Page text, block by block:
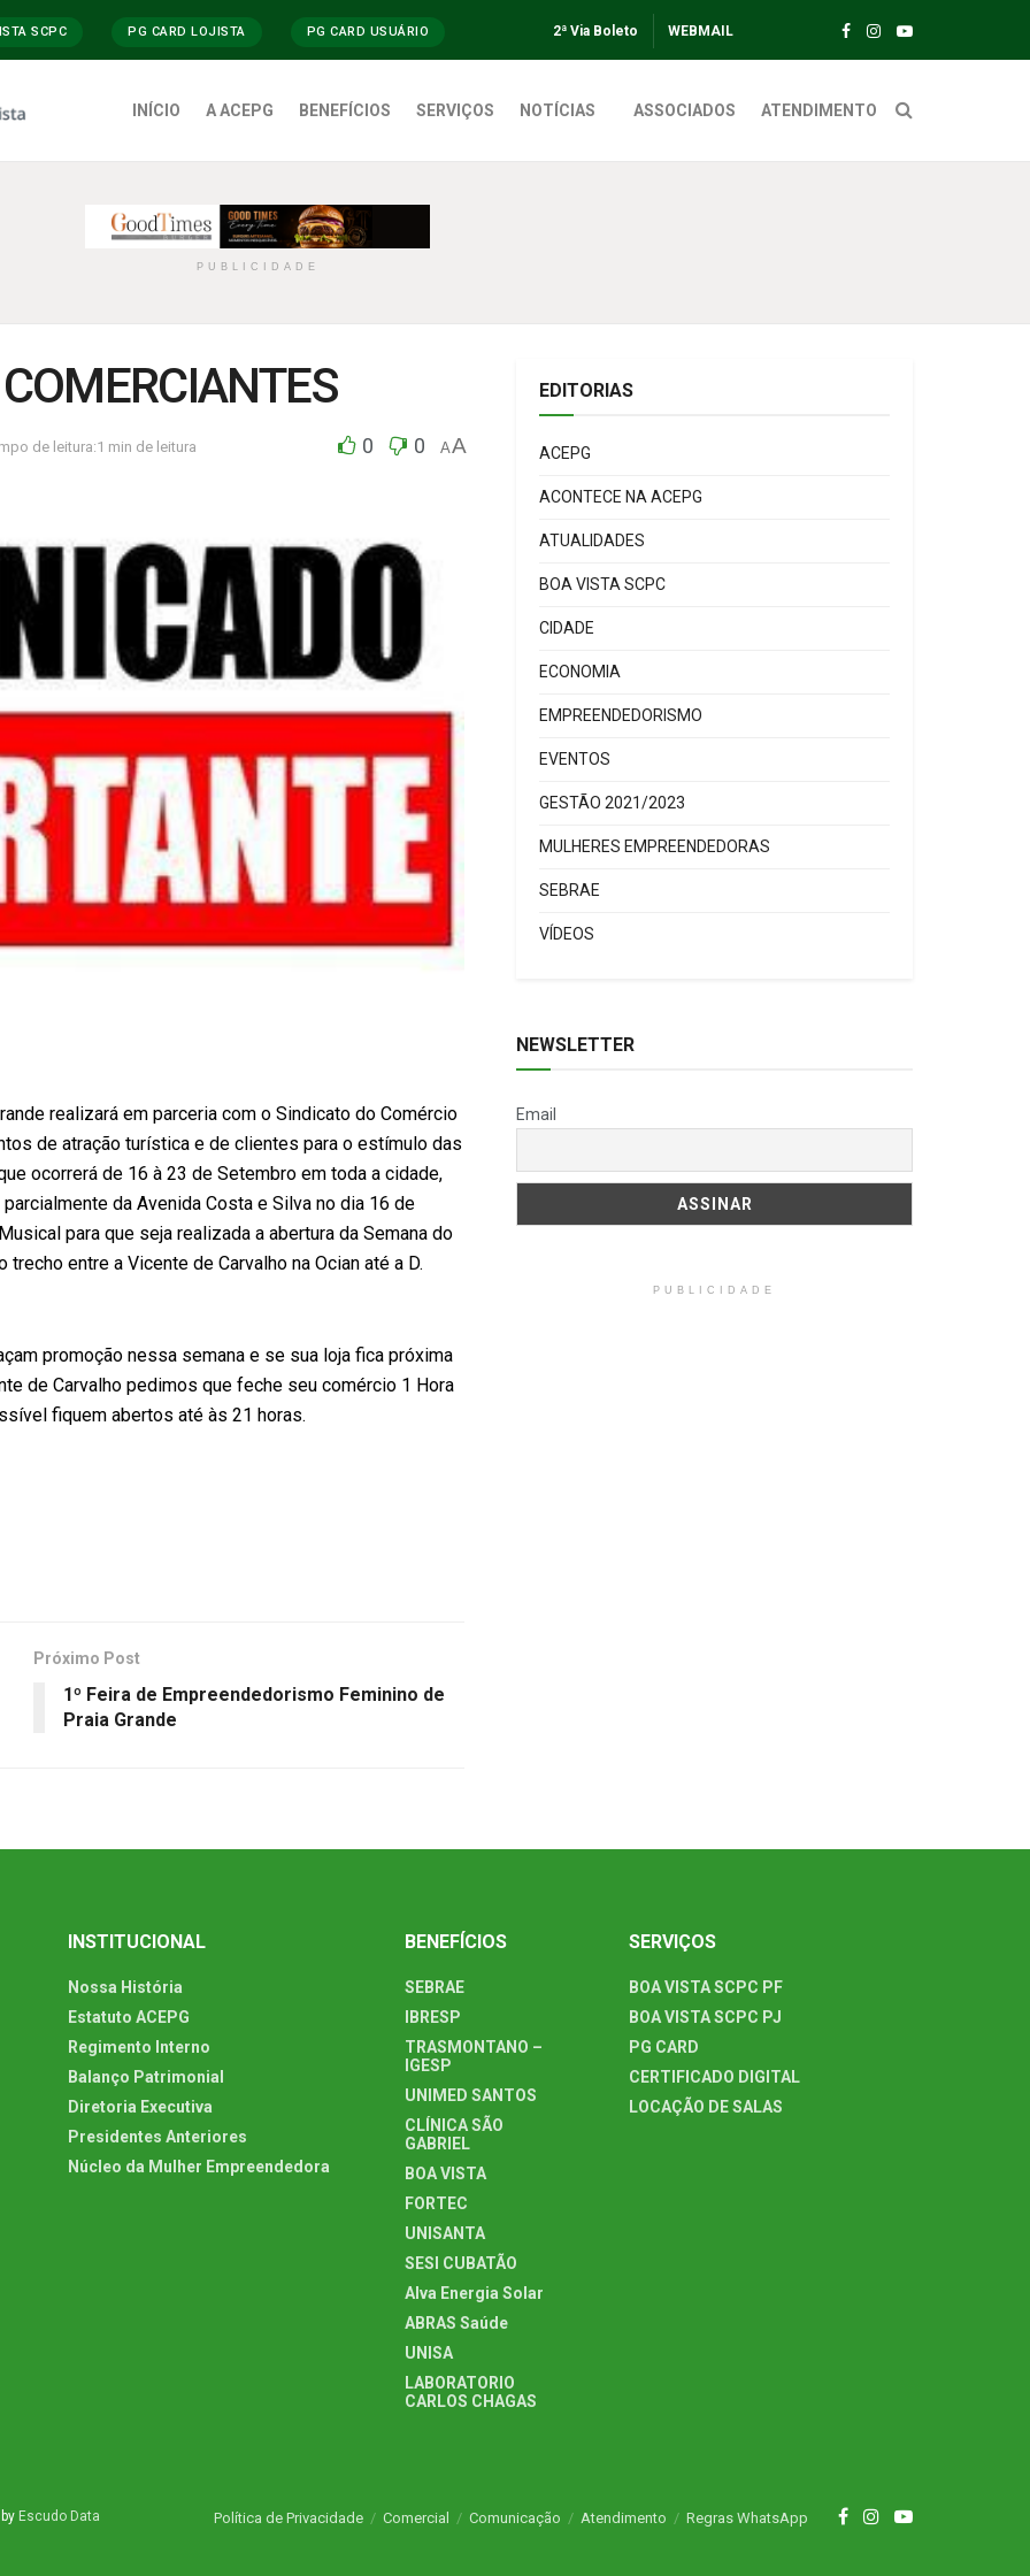
SCPC PG CARD LOJISTA PG CARD USUÁRIO 2ª Via Boleto WEBMAIL
INÍCIO A ACEPG BENEFÍCIOS SERVIÇOS NOTÍCIAS ASSOCIADOS ATENDIMENTO
PUBLICIDADE
de leitura:1 min de leitura 0 0 AA
realizará em parceria com o Sindicato do Comércio
de atração turística e de clientes para o estímulo das
ocorrerá de 16 à 23 de Setembro em toda a cidade,
da Avenida Costa e Silva no dia 16 de
para que seja realizada a abertura da Semana do
entre a Vicente de Carvalho na Ocian até a D.
promoção nessa semana e se sua loja fica próxima
de Carvalho pedimos que feche seu comércio 1 Hora
fiquem abertos até às 21 horas.
Próximo Post
1º Feira de Empreendedorismo Feminino de
Praia Grande
EDITORIAS
ACEPG
ACONTECE NA ACEPG
ATUALIDADES
BOA VISTA SCPC
CIDADE
ECONOMIA
EMPREENDEDORISMO
EVENTOS
GESTÃO 2021/2023
MULHERES EMPREENDEDORAS
SEBRAE
VÍDEOS
NEWSLETTER
Email
PUBLICIDADE
INSTITUCIONAL
Nossa História
Estatuto ACEPG
Regimento Interno
Balanço Patrimonial
Diretoria Executiva
Presidentes Anteriores
Núcleo da Mulher Empreendedora
BENEFÍCIOS
SEBRAE
IBRESP
TRASMONTANO –
IGESP
UNIMED SANTOS
CLÍNICA SÃO
GABRIEL
BOA VISTA
FORTEC
UNISANTA
SESI CUBATÃO
Alva Energia Solar
ABRAS Saúde
UNISA
LABORATORIO
CARLOS CHAGAS
SERVIÇOS
BOA VISTA SCPC PF
BOA VISTA SCPC PJ
PG CARD
CERTIFICADO DIGITAL
LOCAÇÃO DE SALAS
Política de Privacidade Comercial Comunicação Atendimento Regras WhatsApp
Escudo Data